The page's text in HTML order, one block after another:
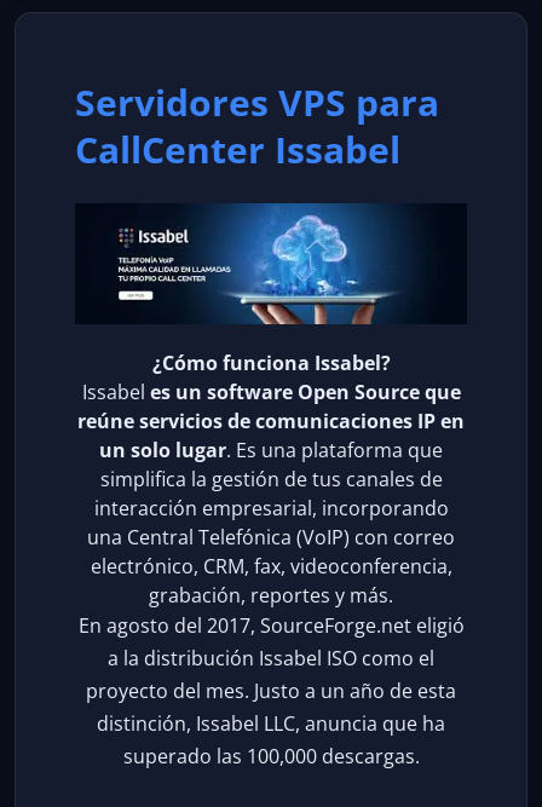
Servidores VPS para
CallCenter Issabel
¿Cómo funciona Issabel?
Issabel es un software Open Source que
reúne servicios de comunicaciones IP en
un solo lugar. Es una plataforma que
simplifica la gestión de tus canales de
interacción empresarial, incorporando
una Central Telefónica (VoIP) con correo
electrónico, CRM, fax, videoconferencia,
grabación, reportes y más.
En agosto del 2017, SourceForge.net eligió
a la distribución Issabel ISO como el
proyecto del mes. Justo a un año de esta
distinción, Issabel LLC, anuncia que ha
superado las 100,000 descargas.